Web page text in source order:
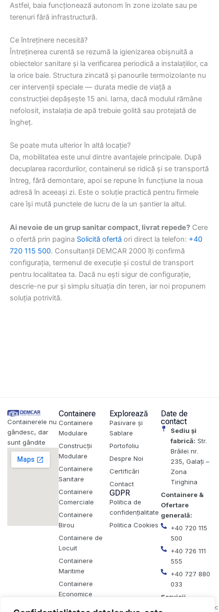
Astfel, baia funcționează autonom în zone izolate sau pe
terenuri fără infrastructură.
Ce întreținere necesită?
Întreținerea curentă se rezumă la igienizarea obișnuită a
obiectelor sanitare și la verificarea periodică a instalațiilor, ca
la orice baie. Structura zincată și panourile termoizolante nu
cer intervenții speciale — durata medie de viață a
construcției depășește 15 ani. Iarna, dacă modulul rămâne
nefolosit, instalația de apă trebuie golită sau protejată de
îngheț.
Se poate muta ulterior în altă locație?
Da, mobilitatea este unul dintre avantajele principale. După
decuplarea racordurilor, containerul se ridică și se transportă
întreg, fără demontare, apoi se repune în funcțiune la noua
adresă în aceeași zi. Este o soluție practică pentru firmele
care își mută punctele de lucru de la un șantier la altul.
Ai nevoie de un grup sanitar compact, livrat repede? Cere
o ofertă prin pagina Solicită ofertă ori direct la telefon: +40
720 115 500. Consultanții DEMCAR 2000 îți confirmă
configurația, termenul de execuție și costul de transport
pentru localitatea ta. Dacă nu ești sigur de configurație,
descrie-ne pur și simplu situația din teren, iar noi propunem
soluția potrivită.
Containerele nu
gândesc, dar
sunt gândite
Containere
Containere
Modulare
Construcții
Modulare
Containere
Sanitare
Containere
Comerciale
Containere
Birou
Containere de
Locuit
Containere
Maritime
Containere
Economice
Explorează
Pasivare și
Sablare
Portofoliu
Despre Noi
Certificări
Contact
GDPR
Politica de
confidențialitate
Politica Cookies
Date de
contact
Sediu și
fabrică: Str.
Brăilei nr.
235, Galați –
Zona
Tirighina
Containere &
Ofertare
generală:
+40 720 115
500
+40 726 111
555
+40 727 880
033
Servicii
pasivare/sablare: